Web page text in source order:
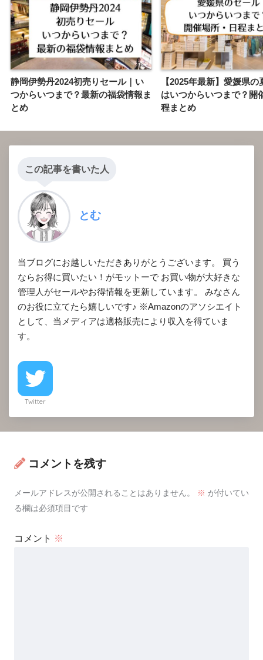
静岡伊勢丹2024初売りセール｜い
つからいつまで？最新の福袋情報ま
とめ
【2025年最新】愛媛県の
はいつからいつまで？開
程まとめ
この記事を書いた人
とむ
当ブログにお越しいただきありがとうございます。 買う
ならお得に買いたい！がモットーで お買い物が大好きな
管理人がセールやお得情報を更新しています。 みなさん
のお役に立てたら嬉しいです♪ ※Amazonのアソシエイト
として、当メディアは適格販売により収入を得ていま
す。
Twitter
コメントを残す
メールアドレスが公開されることはありません。 ※ が付いてい
る欄は必須項目です
コメント ※